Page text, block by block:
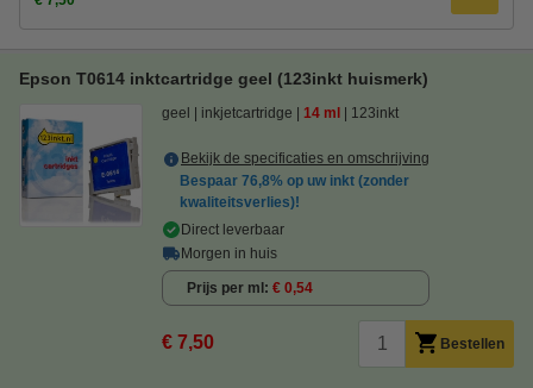
Epson T0614 inktcartridge geel (123inkt huismerk)
geel inkjetcartridge 14 ml 123inkt
Bekijk de specificaties en omschrijving
Bespaar 76,8% op uw inkt (zonder
kwaliteitsverlies)!
Direct leverbaar
Morgen in huis
Prijs per ml € 0,54
€ 7,50 Bestellen